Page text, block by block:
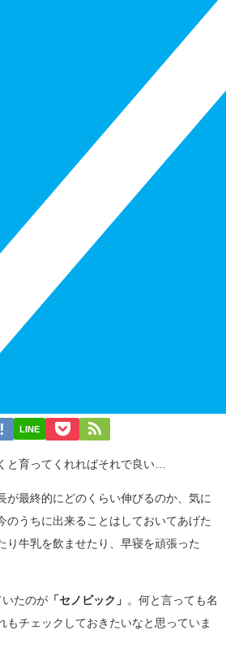
LINE
と育ってくれればそれで良い…
が最終的にどのくらい伸びるのか、気に
のうちに出来ることはしておいてあげた
り牛乳を飲ませたり、早寝を頑張った
いたのが 「セノビック」
。何と言っても名
もチェックしておきたいなと思っていま